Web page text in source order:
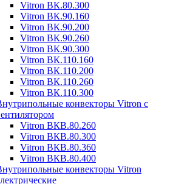
Vitron ВК.80.300
Vitron ВК.90.160
Vitron ВК.90.200
Vitron ВК.90.260
Vitron ВК.90.300
Vitron ВК.110.160
Vitron ВК.110.200
Vitron ВК.110.260
Vitron ВК.110.300
конвекторы Vitron с
Vitron ВКВ.80.260
Vitron ВКВ.80.300
Vitron ВКВ.80.360
Vitron ВКВ.80.400
конвекторы Vitron